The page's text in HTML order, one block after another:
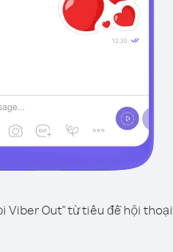
Viber Out" từ tiêu đề hội thoại